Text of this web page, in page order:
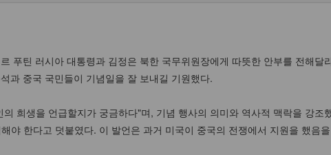
푸틴 러시아 대통령과 김정은 북한 국무위원장에게 따뜻한 안부를 전해달
과 중국 국민들이 기념일을 잘 보내길 기원했다.
희생을 언급할지가 궁금하다"며, 기념 행사의 의미와 역사적 맥락을 강조
한다고 덧붙였다. 이 발언은 과거 미국이 중국의 전쟁에서 지원을 했음